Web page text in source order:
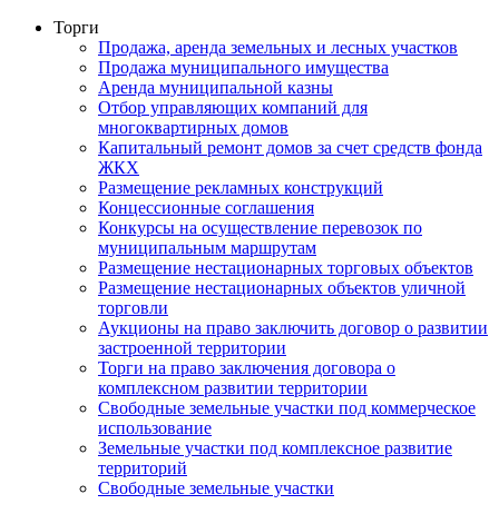
Торги
Продажа, аренда земельных и лесных участков
Продажа муниципального имущества
Аренда муниципальной казны
Отбор управляющих компаний для
многоквартирных домов
Капитальный ремонт домов за счет средств фонда
ЖКХ
Размещение рекламных конструкций
Концессионные соглашения
Конкурсы на осуществление перевозок по
муниципальным маршрутам
Размещение нестационарных торговых объектов
Размещение нестационарных объектов уличной
торговли
Аукционы на право заключить договор о развитии
застроенной территории
Торги на право заключения договора о
комплексном развитии территории
Свободные земельные участки под коммерческое
использование
Земельные участки под комплексное развитие
территорий
Свободные земельные участки